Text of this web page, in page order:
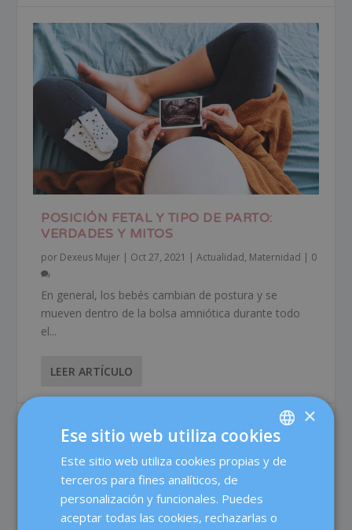
POSICIÓN FETAL Y TIPO DE PARTO:
VERDADES Y MITOS
por Dexeus Mujer | Oct 27, 2021 |Actualidad, Maternidad | 0
En general, los bebés cambian de postura y se
mueven dentro de la bolsa amniótica durante todo
el...
LEER ARTÍCULO
SPANISH
×
Ese sitio web utiliza cookies
Este sitio web utiliza cookies propias y de
terceros para fines analíticos, de
personalización y funcionales. Puedes
aceptar todas las cookies, rechazarlas o